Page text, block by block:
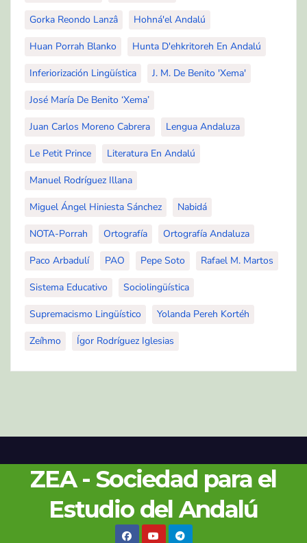
Gorka Reondo Lanzâ Hohná'el Andalú
Huan Porrah Blanko Hunta D'ehkritoreh En Andalú
Inferiorización Lingüística J. M. De Benito 'Xema'
José María De Benito ‘Xema’
Juan Carlos Moreno Cabrera Lengua Andaluza
Le Petit Prince Literatura En Andalú
Manuel Rodríguez Illana
Miguel Ángel Hiniesta Sánchez Nabidá
NOTA-Porrah Ortografía Ortografía Andaluza
Paco Arbadulí PAO Pepe Soto Rafael M. Martos
Sistema Educativo Sociolingüística
Supremacismo Lingüístico Yolanda Pereh Kortéh
Zeíhmo Ígor Rodríguez Iglesias
ZEA - Sociedad para el
Estudio del Andalú